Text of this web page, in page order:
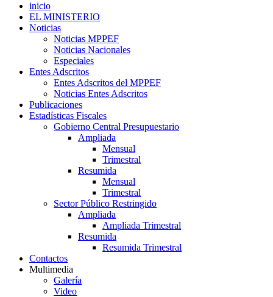
inicio
EL MINISTERIO
Noticias
Noticias MPPEF
Noticias Nacionales
Especiales
Entes Adscritos
Entes Adscritos del MPPEF
Noticias Entes Adscritos
Publicaciones
Estadísticas Fiscales
Gobierno Central Presupuestario
Ampliada
Mensual
Trimestral
Resumida
Mensual
Trimestral
Sector Público Restringido
Ampliada
Ampliada Trimestral
Resumida
Resumida Trimestral
Contactos
Multimedia
Galería
Video